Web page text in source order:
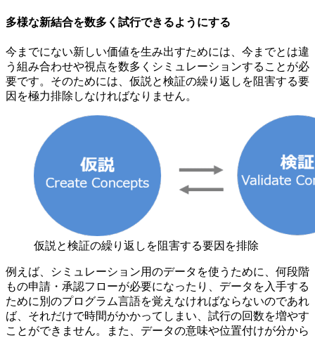
多様な新結合を数多く試行できるようにする
今までにない新しい価値を生み出すためには、今までとは違
う組み合わせや視点を数多くシミュレーションすることが必
要です。そのためには、仮説と検証の繰り返しを阻害する要
因を極力排除しなければなりません。
仮説と検証の繰り返しを阻害する要因を排除
例えば、シミュレーション用のデータを使うために、何段階
もの申請・承認フローが必要になったり、データを入手する
ために別のプログラム言語を覚えなければならないのであれ
ば、それだけで時間がかかってしまい、試行の回数を増やす
ことができません。また、データの意味や位置付けが分から